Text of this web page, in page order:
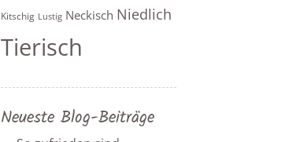
Kitschig Lustig Neckisch Niedlich
Tierisch
Neueste Blog-Beiträge